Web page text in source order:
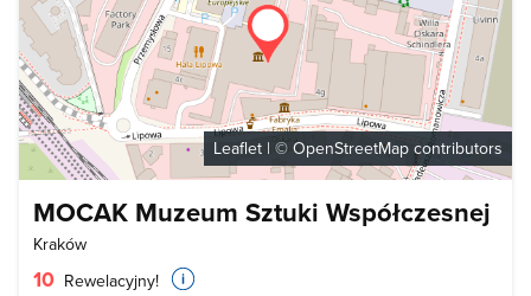
Leaflet | © OpenStreetMap contributors
MOCAK Muzeum Sztuki Współczesnej
Kraków
10 Rewelacyjny!